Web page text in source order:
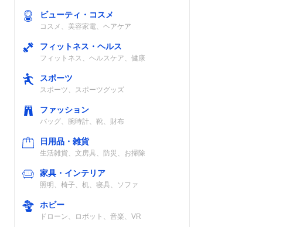
ビューティ・コスメ
コスメ、美容家電、ヘアケア
フィットネス・ヘルス
フィットネス、ヘルスケア、健康
スポーツ
スポーツ、スポーツグッズ
ファッション
バッグ、腕時計、靴、財布
日用品・雑貨
生活雑貨、文房具、防災、お掃除
家具・インテリア
照明、椅子、机、寝具、ソファ
ホビー
ドローン、ロボット、音楽、VR